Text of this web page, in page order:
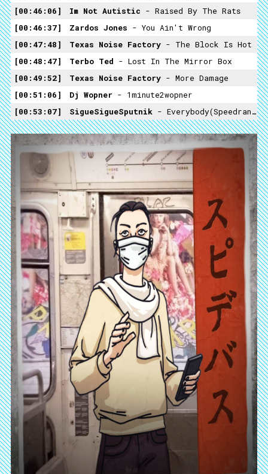
00:46:06
Im Not Autistic - Raised By The Rats
00:46:37
Zardos Jones - You Ain't Wrong
00:47:48
Texas Noise Factory - The Block Is Hot
00:48:47
Terbo Ted - Lost In The Mirror Box
00:49:52
Texas Noise Factory - More Damage
00:51:06
Dj Wopner - 1minute2wopner
00:53:07
SigueSigueSputnik - Everybody(Speedranch Mix)